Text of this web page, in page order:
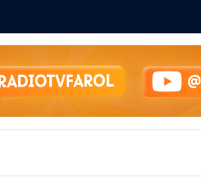
Câmara dialoga com
Legislativo